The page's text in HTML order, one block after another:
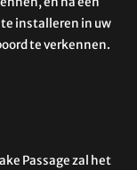
installeren in uw
te verkennen.
Passage zal het